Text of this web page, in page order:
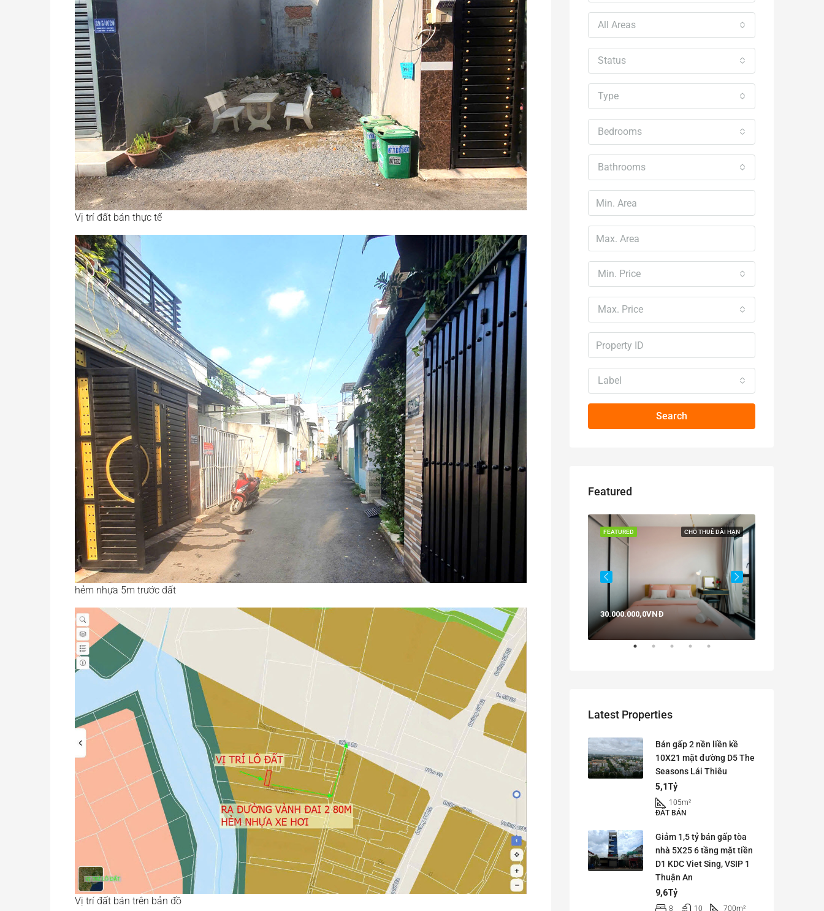
Vị trí đất bán thực tế
hẻm nhựa 5m trước đất
Vị trí đất bán trên bản đồ
All Areas
Status
Type
Bedrooms
Bathrooms
Min. Price
Max. Price
Label
Search
Featured
9,8Tỷ
CHO THUÊ DÀI HẠN
FEATURED
30.000.000,0VNĐ
Latest Properties
Bán gấp 2 nền liền kề
10X21 mặt đường D5 The
Seasons Lái Thiêu
5,1Tỷ
105m²
ĐẤT BÁN
Giảm 1,5 tỷ bán gấp tòa
nhà 5X25 6 tầng mặt tiền
D1 KDC Viet Sing, VSIP 1
Thuận An
9,6Tỷ
8 10 700m²